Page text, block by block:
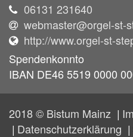
06131 231640
webmaster@orgel-st-
http://www.orgel-st-
Spendenkonnto
IBAN DE46 5519 0000
2018 © Bistum Mainz
Datenschutzerklärung